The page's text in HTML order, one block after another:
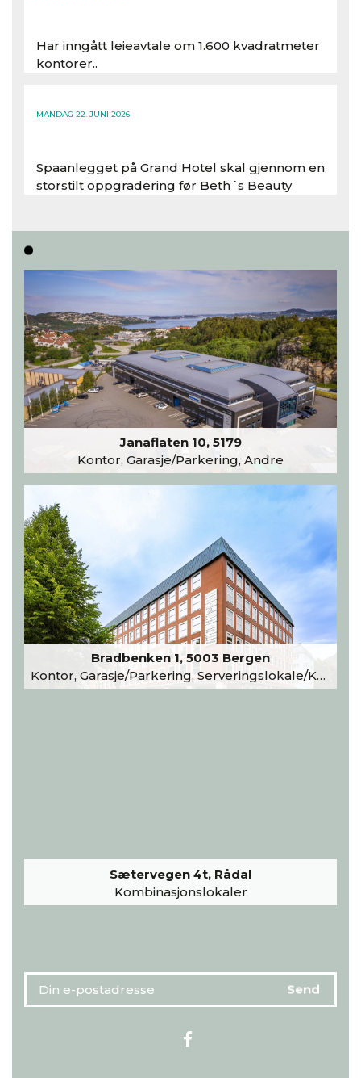
Har inngått leieavtale om 1.600 kvadratmeter
kontorer..
MANDAG 22. JUNI 2026
Spaanlegget på Grand Hotel skal gjennom en
storstilt oppgradering før Beth´s Beauty
Les hele artikkelen
Janaflaten 10, 5179
Kontor, Garasje/Parkering, Andre
Bradbenken 1, 5003 Bergen
Kontor, Garasje/Parkering, Serveringslokale/Kantine, Undervisning/Arrangement
Sætervegen 4t, Rådal
Kombinasjonslokaler